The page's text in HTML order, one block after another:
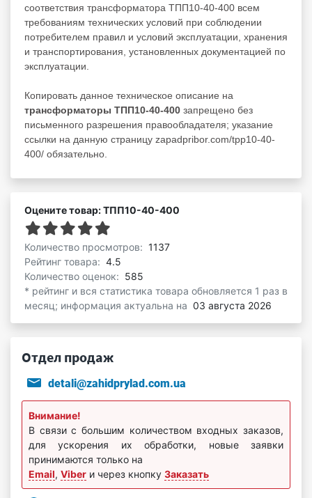
соответствия трансформатора ТПП10-40-400 всем
требованиям технических условий при соблюдении
потребителем правил и условий эксплуатации, хранения
и транспортирования, установленных документацией по
эксплуатации.
Копировать данное техническое описание на
трансформаторы ТПП10-40-400 запрещено без
письменного разрешения правообладателя; указание
ссылки на данную страницу zapadpribor.com/tpp10-40-
400/ обязательно.
Оцените товар: ТПП10-40-400
Количество просмотров: 1137
Рейтинг товара: 4.5
Количество оценок: 585
* рейтинг и вся статистика товара обновляется 1 раз в
месяц; информация актуальна на 03 августа 2026
Отдел продаж
detali@zahidprylad.com.ua
Внимание!
В связи с большим количеством входных заказов,
для ускорения их обработки, новые заявки
принимаются только на
Email, Viber и через кнопку Заказать